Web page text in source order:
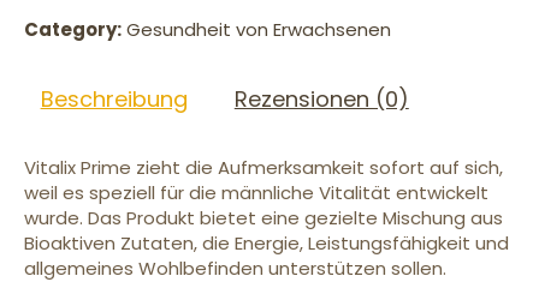
Category:Gesundheit von Erwachsenen
Beschreibung Rezensionen (0)
Vitalix Prime zieht die Aufmerksamkeit sofort auf sich,
weil es speziell für die männliche Vitalität entwickelt
wurde. Das Produkt bietet eine gezielte Mischung aus
Bioaktiven Zutaten, die Energie, Leistungsfähigkeit und
allgemeines Wohlbefinden unterstützen sollen.